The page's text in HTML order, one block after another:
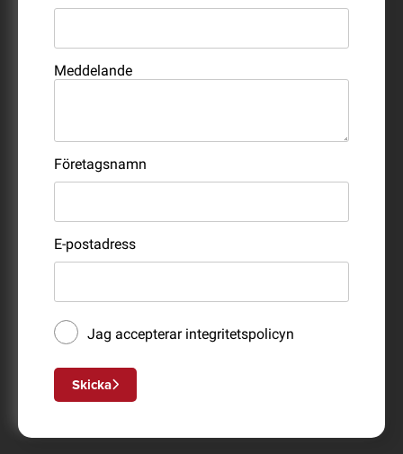
Meddelande
Företagsnamn
E-postadress
Jag accepterar integritetspolicyn
Skicka